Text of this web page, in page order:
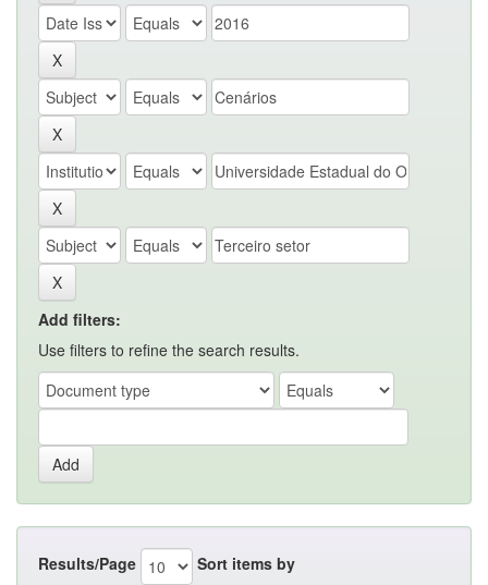
Add filters:
Use filters to refine the search results.
Results/Page Sort items by